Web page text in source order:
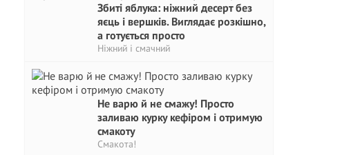
Збиті яблука: ніжний десерт без
яєць і вершків. Виглядає розкішно,
а готується просто
Ніжний і смачний
Не варю й не смажу! Просто
заливаю курку кефіром і отримую
смакоту
Смакота!